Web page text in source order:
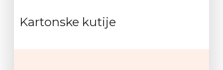
Kartonske kutije